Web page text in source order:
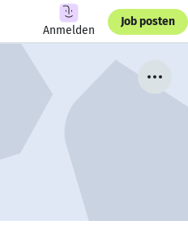
Anmelden
Job posten